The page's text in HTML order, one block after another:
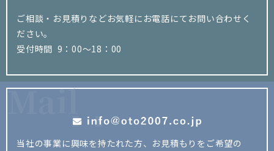
ご相談・お見積りなどお気軽にお電話にてお問い合わせく
ださい。
受付時間 9：00～18：00
当社の事業に興味を持たれた方、お見積もりをご希望の
Mail